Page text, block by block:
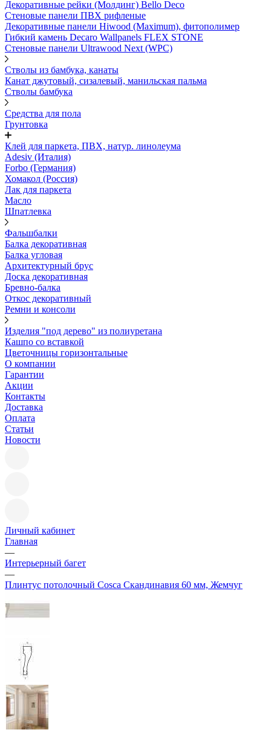
Декоративные рейки (Молдинг) Bello Deco
Стеновые панели ПВХ рифленые
Декоративные панели Hiwood (Maximum), фитополимер
Гибкий камень Decaro Wallpanels FLEX STONE
Стеновые панели Ultrawood Next (WPC)
Стволы из бамбука, канаты
Канат джутовый, сизалевый, манильская пальма
Стволы бамбука
Средства для пола
Грунтовка
Клей для паркета, ПВХ, натур. линолеума
Adesiv (Италия)
Forbo (Германия)
Хомакол (Россия)
Лак для паркета
Масло
Шпатлевка
Фальшбалки
Балка декоративная
Балка угловая
Архитектурный брус
Доска декоративная
Бревно-балка
Откос декоративный
Ремни и консоли
Изделия "под дерево" из полиуретана
Кашпо со вставкой
Цветочницы горизонтальные
О компании
Гарантии
Акции
Контакты
Доставка
Оплата
Статьи
Новости
Личный кабинет
Главная
—
Интерьерный багет
—
Плинтус потолочный Cosca Скандинавия 60 мм, Жемчуг